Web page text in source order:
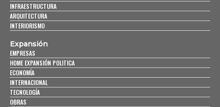
INFRAESTRUCTURA
ARQUITECTURA
INTERIORISMO
Expansión
EMPRESAS
HOME EXPANSIÓN POLITICA
ECONOMÍA
INTERNACIONAL
TECNOLOGÍA
OBRAS